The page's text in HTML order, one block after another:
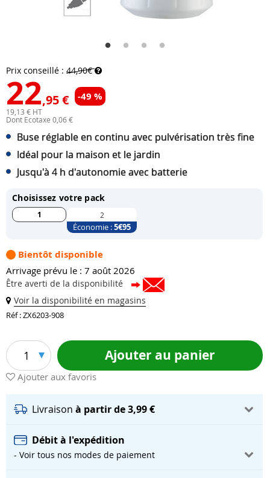
Prix conseillé : 44,90€
22,95 € -49 %
19,13 € HT
Dont Ecotaxe 0,06 €
Buse réglable en continu avec pulvérisation très fine
Idéal pour la maison et le jardin
Jusqu'à 4 h d'autonomie avec batterie
Choisissez votre pack
1 2
Économie :5€95
Bientôt disponible
Arrivage prévu le : 7 août 2026
Être averti de la disponibilité
Voir la disponibilité en magasins
Réf : ZX6203-908
1 Ajouter au panier
Ajouter aux favoris
Livraison à partir de 3,99 €
Débit à l'expédition
- Voir tous nos modes de paiement